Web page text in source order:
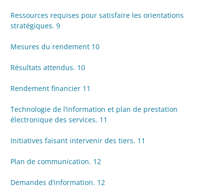
Ressources requises pour satisfaire les orientations
stratégiques. 9
Mesures du rendement 10
Résultats attendus. 10
Rendement financier 11
Technologie de l’information et plan de prestation
électronique des services. 11
Initiatives faisant intervenir des tiers. 11
Plan de communication. 12
Demandes d’information. 12